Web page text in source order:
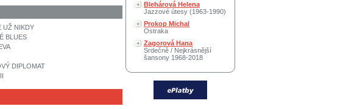
UŽ NIKDY
BLUES
DIPLOMAT
Blehárová Helena
Jazzové útesy (1963-1990)
Prokop Michal
Ostraka
Zagorová Hana
Srdečně / Nejkrásnější
šansony 1968-2018